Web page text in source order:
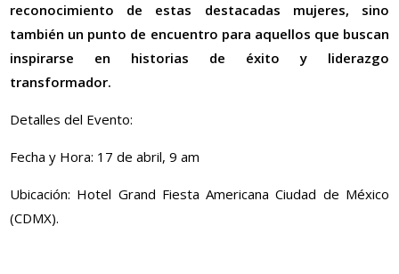
reconocimiento de estas destacadas mujeres, sino
también un punto de encuentro para aquellos que buscan
inspirarse en historias de éxito y liderazgo
transformador.
Detalles del Evento:
Fecha y Hora: 17 de abril, 9 am
Ubicación: Hotel Grand Fiesta Americana Ciudad de México
(CDMX).